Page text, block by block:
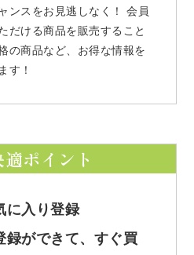
ンスをお見逃しなく！ 会員
だける商品を販売すること
の商品など、お得な情報を
す！
ポイント
に入り登録
録ができて、すぐ買